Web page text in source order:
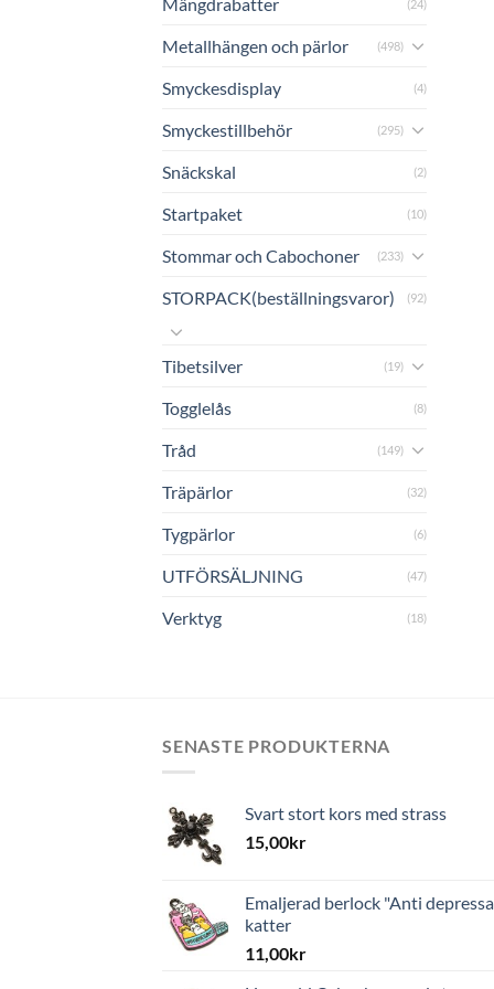
(24)
Metallhängen och pärlor (498)
Smyckesdisplay (4)
Smyckestillbehör (295)
Snäckskal (2)
Startpaket (10)
Stommar och Cabochoner (233)
STORPACK(beställningsvaror) (92)
Tibetsilver (19)
Togglelås (8)
Tråd (149)
Träpärlor (32)
Tygpärlor (6)
UTFÖRSÄLJNING (47)
Verktyg (18)
SENASTE PRODUKTERNA
Svart stort kors med strass
15,00kr
Emaljerad berlock "Anti
katter
11,00kr